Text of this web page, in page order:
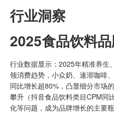
行业洞察
2025食品饮料
行业数据显示：2025年精准养生
领消费趋势，小众奶、速溶咖啡
同比增长超80%，凸显细分市场
攀升（抖音食品饮料类目CPM同
化等问题，成为品牌增长的主要瓶